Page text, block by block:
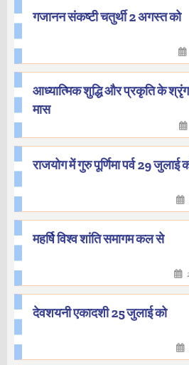
गजानन संकष्टी चतुर्थी 2 अगस्त को
आध्यात्मिक शुद्धि और प्रकृति के
मास
राजयोग में गुरु पूर्णिमा पर्व 29 जुलाई
महर्षि विश्व शांति समागम कल से
देवशयनी एकादशी 25 जुलाई को